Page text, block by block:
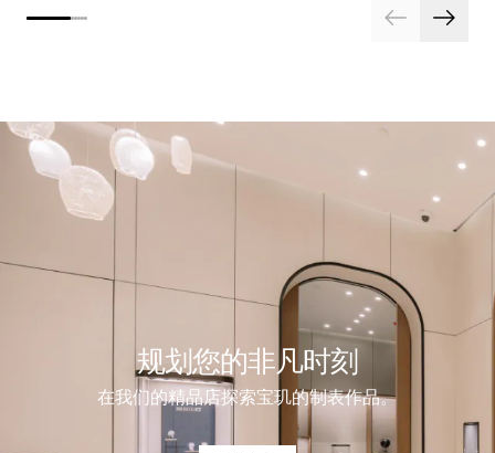
规划您的非凡时刻
在我们的精品店探索宝玑的制表作品。